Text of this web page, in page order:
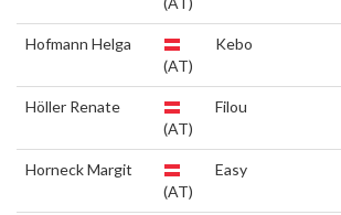
Hofmann Helga
(AT)
Kebo
Höller Renate
(AT)
Filou
Horneck Margit
(AT)
Easy